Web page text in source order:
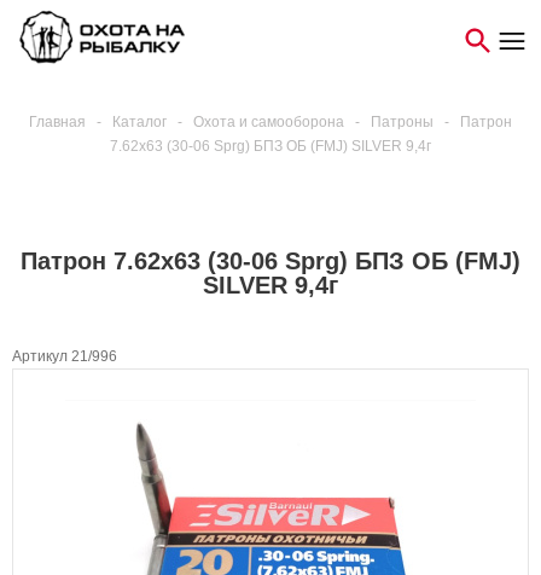
Главная - Каталог - Охота и самооборона - Патроны -
Патрон
7.62х63 (30-06 Sprg) БПЗ ОБ (FMJ) SILVER 9,4г
Патрон 7.62х63 (30-06 Sprg) БПЗ ОБ (FMJ)
SILVER 9,4г
Артикул 21/996